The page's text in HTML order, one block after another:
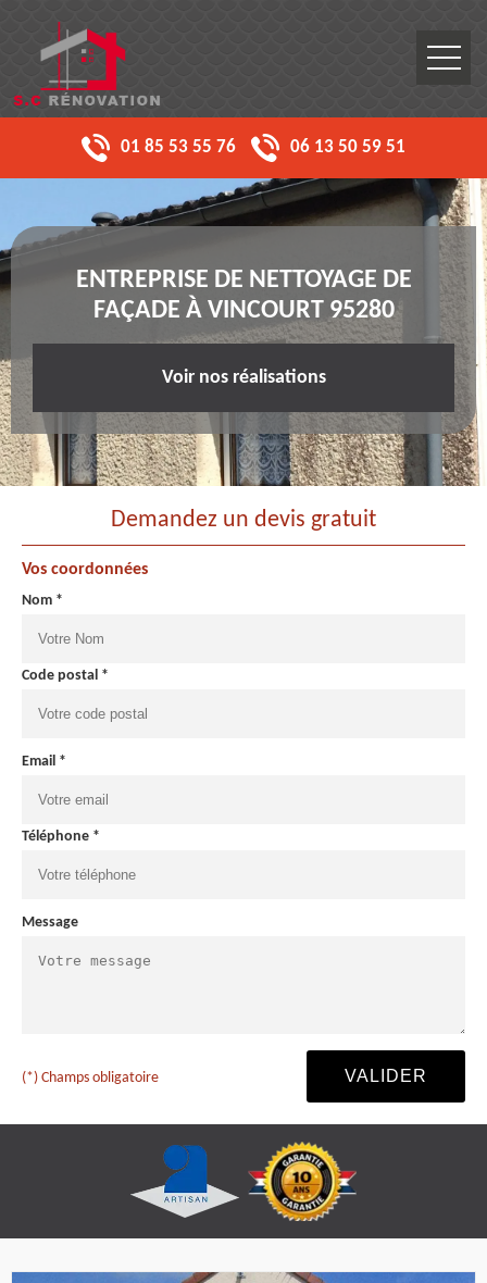
01 85 53 55 76 06 13 50 59 51
ENTREPRISE DE NETTOYAGE DE
FAÇADE À VINCOURT 95280
Voir nos réalisations
Demandez un devis gratuit
Vos coordonnées
Nom *
Code postal *
Email *
Téléphone *
Message
(*) Champs obligatoire